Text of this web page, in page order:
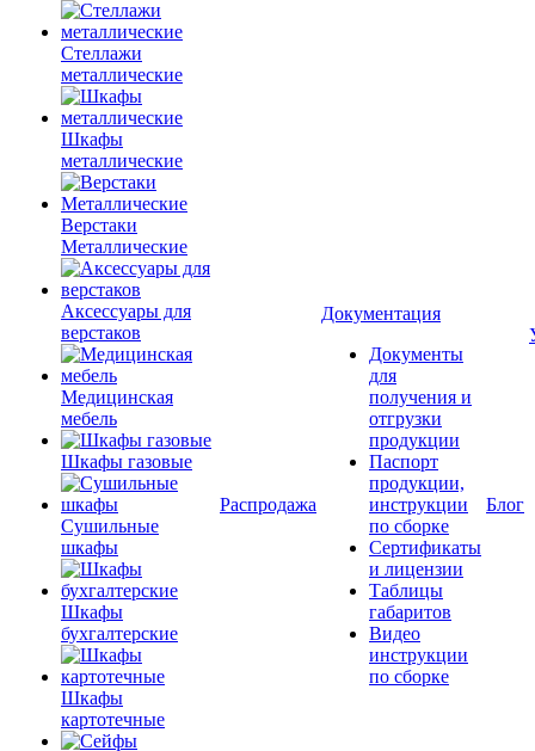
Стеллажи
металлические
Шкафы
металлические
Верстаки
Металлические
Аксессуары для
верстаков
Медицинская
мебель
Шкафы газовые
Сушильные
шкафы
Шкафы
бухгалтерские
Шкафы
картотечные
Распродажа
Документация
Документы
для
получения и
отгрузки
продукции
Паспорт
продукции,
инструкции
по сборке
Сертификаты
и лицензии
Таблицы
габаритов
Видео
инструкции
по сборке
Блог